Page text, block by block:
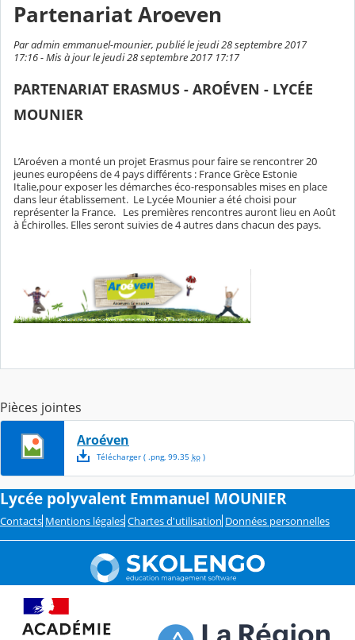
Partenariat Aroeven
Par admin emmanuel-mounier, publié le jeudi 28 septembre 2017
17:16 - Mis à jour le jeudi 28 septembre 2017 17:17
PARTENARIAT ERASMUS - AROÉVEN - LYCÉE
MOUNIER
L’Aroéven a monté un projet Erasmus pour faire se rencontrer 20
jeunes européens de 4 pays différents : France Grèce Estonie
Italie,pour exposer les démarches éco-responsables mises en place
dans leur établissement. Le Lycée Mounier a été choisi pour
représenter la France. Les premières rencontres auront lieu en Août
à Échirolles. Elles seront suivies de 4 autres dans chacun des pays.
Pièces jointes
Aroéven
Télécharger( .png, 99.35 ko)
Lycée polyvalent Emmanuel MOUNIER
Contacts Mentions légales Chartes d'utilisation Données personnelles